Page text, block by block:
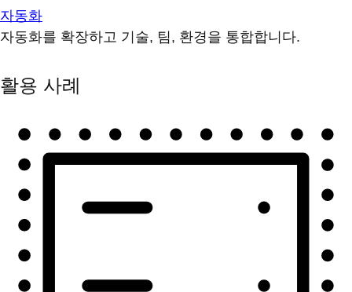
자동화
자동화를 확장하고 기술, 팀, 환경을 통합합니다.
활용 사례